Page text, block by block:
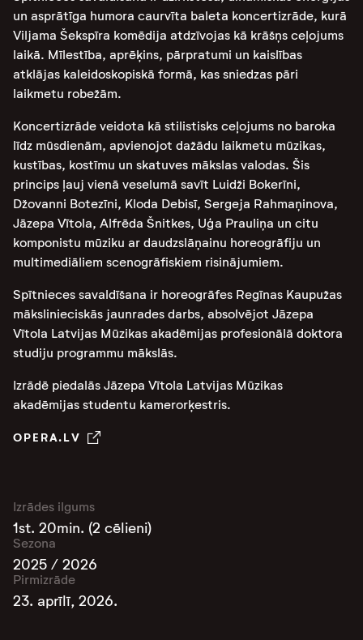
un asprātīga humora caurvīta baleta koncertizrāde, kurā
Viljama Šekspīra komēdija atdzīvojas kā krāšņs ceļojums
laikā. Mīlestība, aprēķins, pārpratumi un kaislības
atklājas kaleidoskopiskā formā, kas sniedzas pāri
laikmetu robežām.
Koncertizrāde veidota kā stilistisks ceļojums no baroka
līdz mūsdienām, apvienojot dažādu laikmetu mūzikas,
kustības, kostīmu un skatuves mākslas valodas. Šis
princips ļauj vienā veselumā savīt Luidži Bokerīni,
Džovanni Botezīni, Kloda Debisī, Sergeja Rahmaņinova,
Jāzepa Vītola, Alfrēda Šnitkes, Uģa Prauliņa un citu
komponistu mūziku ar daudzslāņainu horeogrāfiju un
multimediāliem scenogrāfiskiem risinājumiem.
Spītnieces savaldīšana ir horeogrāfes Regīnas Kaupužas
mākslinieciskās jaunrades darbs, absolvējot Jāzepa
Vītola Latvijas Mūzikas akadēmijas profesionālā doktora
studiju programmu mākslās.
Izrādē piedalās Jāzepa Vītola Latvijas Mūzikas
akadēmijas studentu kamerorķestris.
OPERA.LV
Izrādes ilgums
1st. 20min. (2 cēlieni)
Sezona
2025 / 2026
Pirmizrāde
23. aprīlī, 2026.